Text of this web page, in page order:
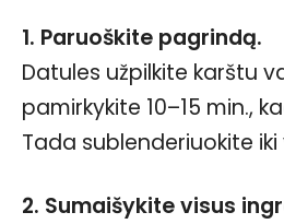
1. Paruoškite pagrindą.
Datules užpilkite karštu
pamirkykite 10–15 min.,
Tada sublenderiuokite
2. Sumaišykite visus